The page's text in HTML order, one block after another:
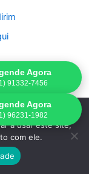
do Morumbi
Agora
91332-7456
Agora
96231-1982
a melhor
a usar este site,
com ele.